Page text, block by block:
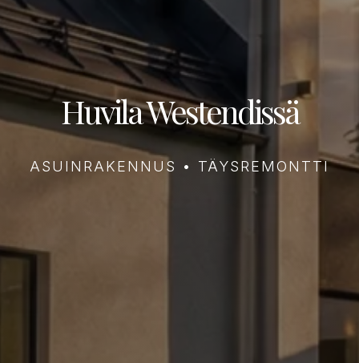
Huvila Westendissä
ASUINRAKENNUS • TÄYSREMONTTI